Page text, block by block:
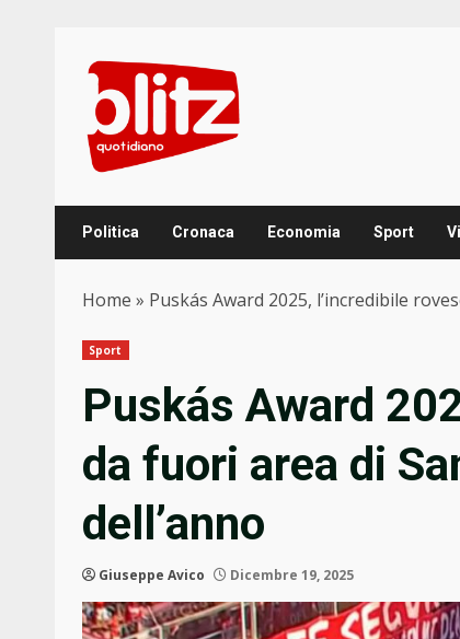
content
Politica Cronaca Economia Sport
Home » Puskás Award 2025, l’incredibile
Sport
Puskás Award
da fuori area di
dell’anno
Giuseppe Avico Dicembre 19, 2025